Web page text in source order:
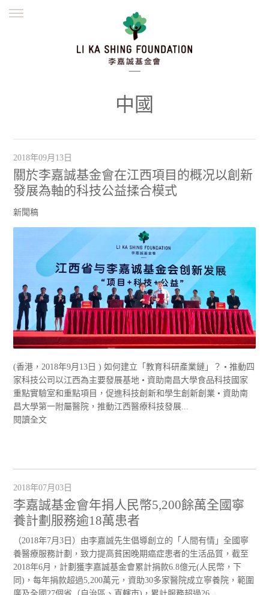
繁體
中國
2018年09月13日
關於李嘉誠基金會在江西項目的概况以創新
發展為軸的科技公益揉合模式
新聞稿
(香港，2018年9月13日 ) 如何建立「教育科研產業鏈」？ • 推動四
家科技公司以江西為主要發展基地 • 資助南昌大學食品科技國家
重點實驗室和重點項目，促進科技創新和學生創新創業 • 資助南
昌大學第一附屬醫院，推動江西醫療科技發展...
閱讀全文
2018年07月03日
李嘉誠基金會年捐人民幣5,200餘萬全國寧
養計劃服務逾18萬患者
（2018年7月3日）由李嘉誠先生倡導創立的「人間有情」全國寧
養醫療服務計劃，致力提高貧困晚期癌症患者的生活品質，截至
2018年6月，計劃獲李嘉誠基金會累計捐款6.8億元(人民幣，下
同)，每年捐款超過5,200萬元，資助30多家醫院成立寧養院，範圍